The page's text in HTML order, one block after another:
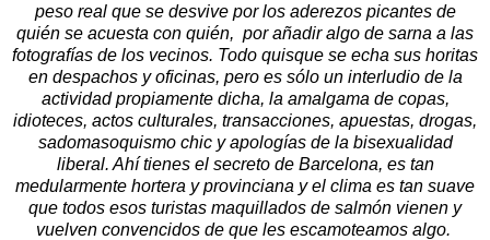
peso real que se desvive por los aderezos picantes de
quién se acuesta con quién, por añadir algo de sarna a las
fotografías de los vecinos. Todo quisque se echa sus horitas
en despachos y oficinas, pero es sólo un interludio de la
actividad propiamente dicha, la amalgama de copas,
idioteces, actos culturales, transacciones, apuestas, drogas,
sadomasoquismo chic y apologías de la bisexualidad
liberal. Ahí tienes el secreto de Barcelona, es tan
medularmente hortera y provinciana y el clima es tan suave
que todos esos turistas maquillados de salmón vienen y
vuelven convencidos de que les escamoteamos algo.